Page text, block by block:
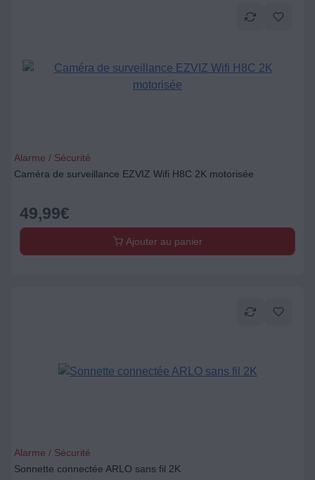
Alarme / Sécurité
Caméra de surveillance EZVIZ Wifi H8C 2K motorisée
49,99€
Ajouter au panier
Alarme / Sécurité
Sonnette connectée ARLO sans fil 2K